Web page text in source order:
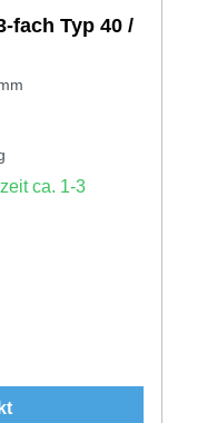
fach Typ 40 /
ca. 1-3
Preis: